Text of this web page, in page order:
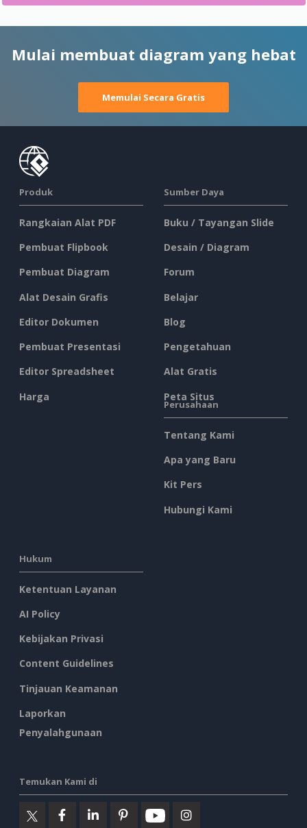
Mulai membuat diagram yang hebat
Memulai Secara Gratis
Produk
Rangkaian Alat PDF
Pembuat Flipbook
Pembuat Diagram
Alat Desain Grafis
Editor Dokumen
Pembuat Presentasi
Editor Spreadsheet
Harga
Sumber Daya
Buku / Tayangan Slide
Desain / Diagram
Forum
Belajar
Blog
Pengetahuan
Alat Gratis
Peta Situs
Perusahaan
Tentang Kami
Apa yang Baru
Kit Pers
Hubungi Kami
Hukum
Ketentuan Layanan
AI Policy
Kebijakan Privasi
Content Guidelines
Tinjauan Keamanan
Laporkan
Penyalahgunaan
Temukan Kami di